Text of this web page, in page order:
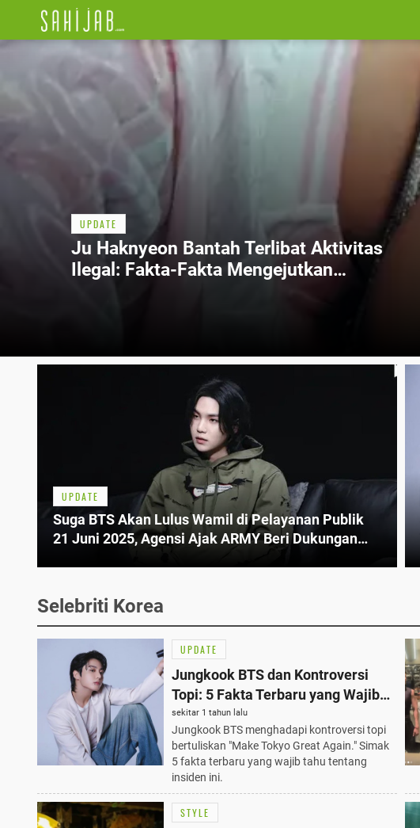
UPDATE
Ju Haknyeon Bantah Terlibat Aktivitas
Ilegal: Fakta-Fakta Mengejutkan
UPDATE
Suga BTS Akan Lulus Wamil di Pelayanan Publik
21 Juni 2025, Agensi Ajak ARMY Beri Dukungan
Selebriti Korea
UPDATE
Jungkook BTS dan Kontroversi
Topi: 5 Fakta Terbaru yang Wajib
Tahu
sekitar 1 tahun lalu
Jungkook BTS menghadapi kontroversi topi
bertuliskan "Make Tokyo Great Again." Simak
5 fakta terbaru yang wajib tahu tentang
insiden ini.
STYLE